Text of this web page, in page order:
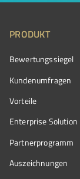
PRODUKT
Bewertungssiegel
Kundenumfragen
Vorteile
Enterprise Solution
Partnerprogramm
Auszeichnungen